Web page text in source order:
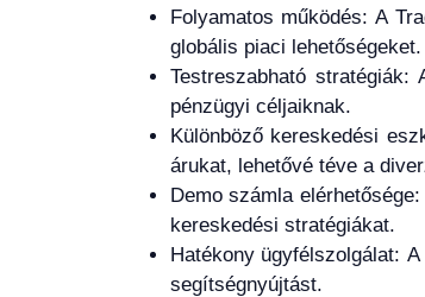
Folyamatos működés: A
globális piaci lehetőségeket.
Testreszabható
pénzügyi céljaiknak.
Különböző kereskedési
árukat, lehetővé téve a
Demo számla
kereskedési stratégiákat.
Hatékony ügyfélszolgálat:
segítségnyújtást.